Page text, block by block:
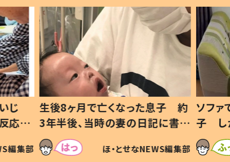
約
書い
編集部
ソファでおにぎりを食べる1歳息
子 しかしよく見ると…母「！？」
すべてを察した母の投稿に「可愛
いから許す！」「現行犯〜」
ほ・とせなNEWS編集部
小1か
ッド
作り
#令和
SNSで